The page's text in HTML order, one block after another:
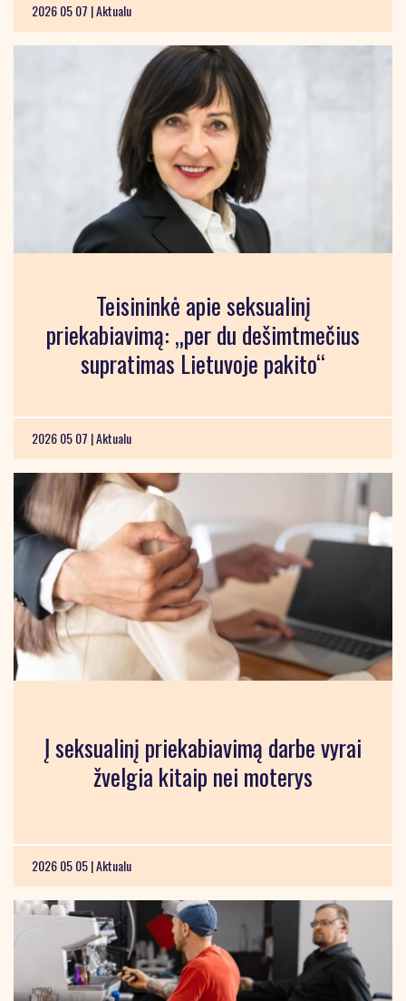
2026 05 07 |Aktualu
Teisininkė apie seksualinį
priekabiavimą: „per du dešimtmečius
supratimas Lietuvoje pakito“
2026 05 07 |Aktualu
Į seksualinį priekabiavimą darbe vyrai
žvelgia kitaip nei moterys
2026 05 05 |Aktualu